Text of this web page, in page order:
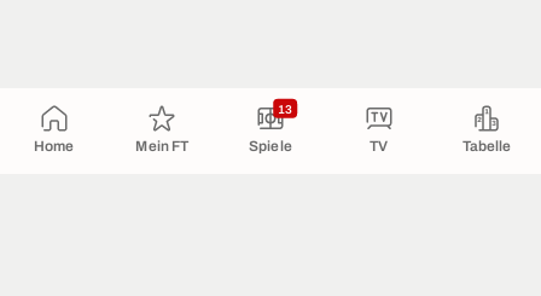
Home Mein FT Spiele
13
TV Tabelle